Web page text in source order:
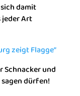
damit
Art
zeigt Flagge“
Schnacker und
dürfen!